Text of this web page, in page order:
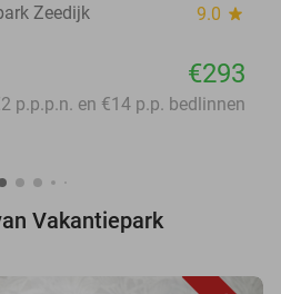
Zeedijk
9.0 star
€293
p.p.p.n. en €14 p.p. bedlinnen
Vakantiepark